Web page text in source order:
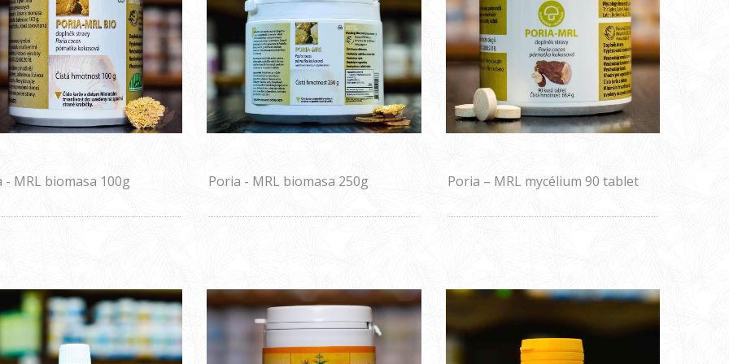
- MRL biomasa 100g Poria - MRL biomasa 250g Poria – MRL mycélium 90 tablet